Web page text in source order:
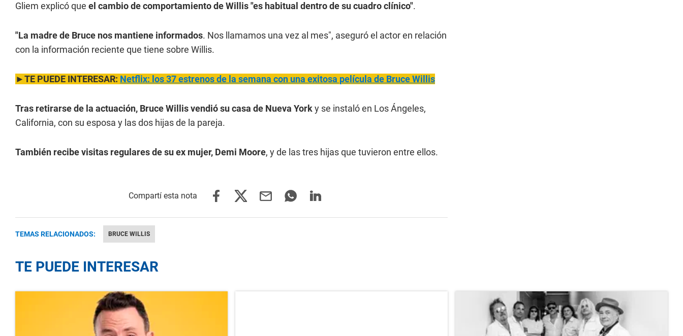
Gliem explicó que el cambio de comportamiento de Willis "es habitual dentro de su cuadro clínico".
"La madre de Bruce nos mantiene informados. Nos llamamos una vez al mes", aseguró el actor en relación
con la información reciente que tiene sobre Willis.
►TE PUEDE INTERESAR: Netflix: los 37 estrenos de la semana con una exitosa película de Bruce Willis
Tras retirarse de la actuación, Bruce Willis vendió su casa de Nueva Yorky se instaló en Los Ángeles,
California, con su esposa y las dos hijas de la pareja.
También recibe visitas regulares de su ex mujer, Demi Moore, y de las tres hijas que tuvieron entre ellos.
TEMAS RELACIONADOS: BRUCE WILLIS
TE PUEDE INTERESAR